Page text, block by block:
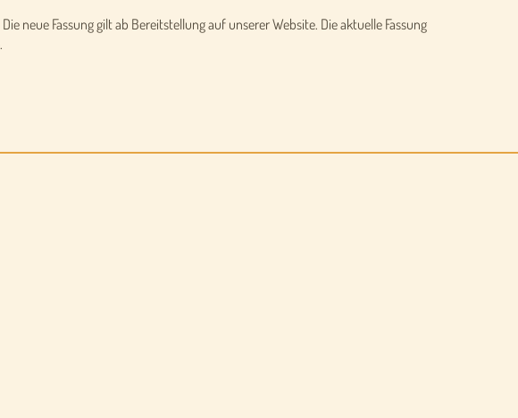
neue Fassung gilt ab Bereitstellung auf unserer Website. Die aktuelle Fassung